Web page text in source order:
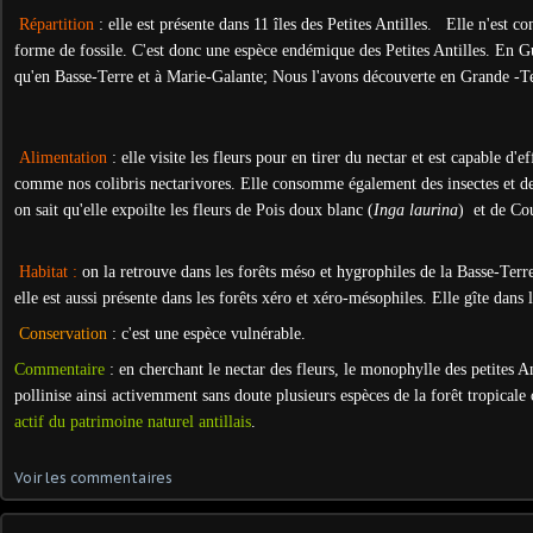
Répartition : elle est présente dans 11 îles des Petites Antilles. Elle n'est
forme de fossile. C'est donc une espèce endémique des Petites Antilles. En
qu'en Basse-Terre et à Marie-Galante; Nous l'avons découverte en Grande -
Alimentation : elle visite les fleurs pour en tirer du nectar et est capable
comme nos colibris nectarivores. Elle consomme également des insectes et
on sait qu'elle expoilte les fleurs de Pois doux blanc (Inga laurina) et de
Habitat : on la retrouve dans les forêts méso et hygrophiles de la Basse-
elle est aussi présente dans les forêts xéro et xéro-mésophiles. Elle gîte dans
Conservation : c'est une espèce vulnérable.
Commentaire : en cherchant le nectar des fleurs, le monophylle des petites
pollinise ainsi activemment sans doute plusieurs espèces de la forêt
actif du patrimoine naturel antillais
Voir les commentaires